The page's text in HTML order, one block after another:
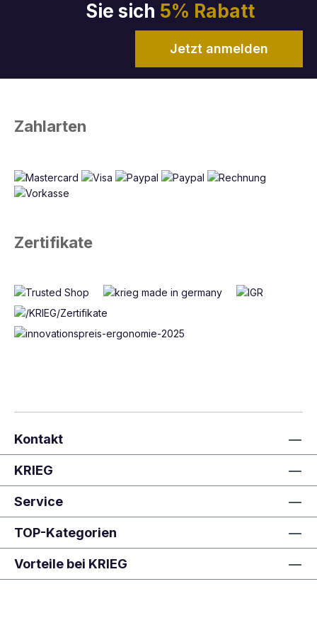
Sie sich 5% Rabatt
Jetzt anmelden
Zahlarten
Zertifikate
Kontakt
KRIEG
Service
TOP-Kategorien
Vorteile bei KRIEG